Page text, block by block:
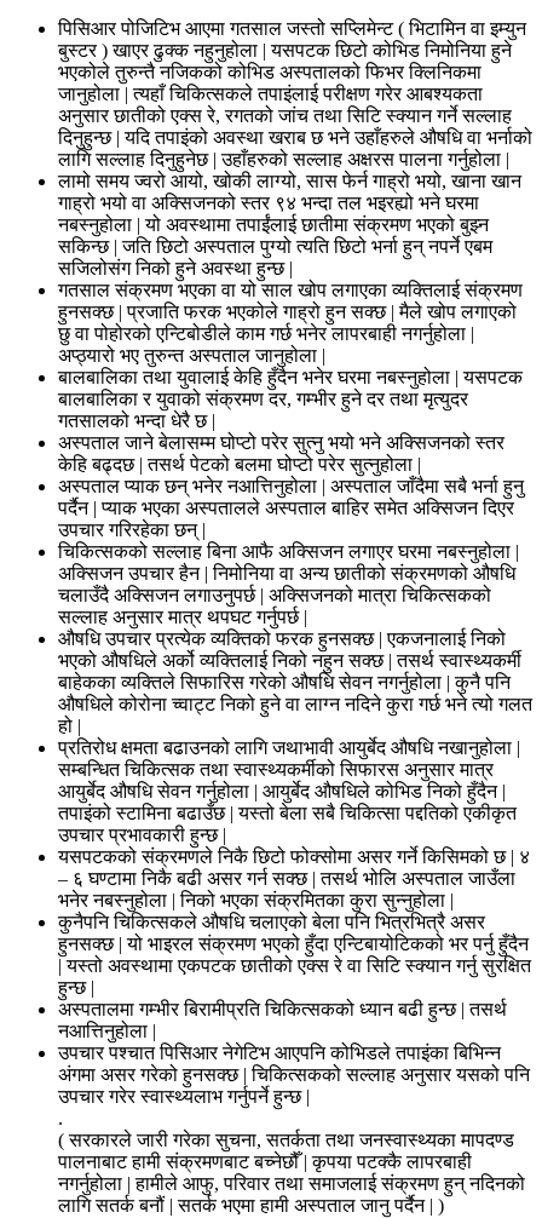
पिसिआर पोजिटिभ आएमा गतसाल जस्तो सप्लिमेन्ट ( भिटामिन वा इम्युन
बुस्टर ) खाएर ढुक्क नहुनुहोला | यसपटक छिटो कोभिड निमोनिया हुने
भएकोले तुरुन्तै नजिकको कोभिड अस्पतालको फिभर क्लिनिकमा
जानुहोला | त्यहाँ चिकित्सकले तपाइंलाई परीक्षण गरेर आबश्यकता
अनुसार छातीको एक्स रे, रगतको जांच तथा सिटि स्क्यान गर्ने सल्लाह
दिनुहुन्छ | यदि तपाइंको अवस्था खराब छ भने उहाँहरुले औषधि वा भर्नाको
लागि सल्लाह दिनुहुनेछ | उहाँहरुको सल्लाह अक्षरस पालना गर्नुहोला |
लामो समय ज्वरो आयो, खोकी लाग्यो, सास फेर्न गाह्रो भयो, खाना खान
गाह्रो भयो वा अक्सिजनको स्तर ९४ भन्दा तल भइरह्यो भने घरमा
नबस्नुहोला | यो अवस्थामा तपाईंलाई छातीमा संक्रमण भएको बुझ्न
सकिन्छ | जति छिटो अस्पताल पुग्यो त्यति छिटो भर्ना हुन् नपर्ने एबम
सजिलोसंग निको हुने अवस्था हुन्छ |
गतसाल संक्रमण भएका वा यो साल खोप लगाएका व्यक्तिलाई संक्रमण
हुनसक्छ | प्रजाति फरक भएकोले गाह्रो हुन सक्छ | मैले खोप लगाएको
छु वा पोहोरको एन्टिबोडीले काम गर्छ भनेर लापरबाही नगर्नुहोला |
अप्ठ्यारो भए तुरुन्त अस्पताल जानुहोला |
बालबालिका तथा युवालाई केहि हुँदैन भनेर घरमा नबस्नुहोला | यसपटक
बालबालिका र युवाको संक्रमण दर, गम्भीर हुने दर तथा मृत्युदर
गतसालको भन्दा धेरै छ |
अस्पताल जाने बेलासम्म घोप्टो परेर सुत्नु भयो भने अक्सिजनको स्तर
केहि बढ्दछ | तसर्थ पेटको बलमा घोप्टो परेर सुत्नुहोला |
अस्पताल प्याक छन् भनेर नआत्तिनुहोला | अस्पताल जाँदैमा सबै भर्ना हुनु
पर्दैन | प्याक भएका अस्पतालले अस्पताल बाहिर समेत अक्सिजन दिएर
उपचार गरिरहेका छन् |
चिकित्सकको सल्लाह बिना आफै अक्सिजन लगाएर घरमा नबस्नुहोला |
अक्सिजन उपचार हैन | निमोनिया वा अन्य छातीको संक्रमणको औषधि
चलाउँदै अक्सिजन लगाउनुपर्छ | अक्सिजनको मात्रा चिकित्सकको
सल्लाह अनुसार मात्र थपघट गर्नुपर्छ |
औषधि उपचार प्रत्येक व्यक्तिको फरक हुनसक्छ | एकजनालाई निको
भएको औषधिले अर्को व्यक्तिलाई निको नहुन सक्छ | तसर्थ स्वास्थ्यकर्मी
बाहेकका व्यक्तिले सिफारिस गरेको औषधि सेवन नगर्नुहोला | कुनै पनि
औषधिले कोरोना च्वाट्ट निको हुने वा लाग्न नदिने कुरा गर्छ भने त्यो गलत
हो |
प्रतिरोध क्षमता बढाउनको लागि जथाभावी आयुर्बेद औषधि नखानुहोला |
सम्बन्धित चिकित्सक तथा स्वास्थ्यकर्मीको सिफारस अनुसार मात्र
आयुर्बेद औषधि सेवन गर्नुहोला | आयुर्बेद औषधिले कोभिड निको हुँदैन |
तपाइंको स्टामिना बढाउँछ | यस्तो बेला सबै चिकित्सा पद्दतिको एकीकृत
उपचार प्रभावकारी हुन्छ |
यसपटकको संक्रमणले निकै छिटो फोक्सोमा असर गर्ने किसिमको छ | ४
– ६ घण्टामा निकै बढी असर गर्न सक्छ | तसर्थ भोलि अस्पताल जाउँला
भनेर नबस्नुहोला | निको भएका संक्रमितका कुरा सुन्नुहोला |
कुनैपनि चिकित्सकले औषधि चलाएको बेला पनि भित्रभित्रै असर
हुनसक्छ | यो भाइरल संक्रमण भएको हुँदा एन्टिबायोटिकको भर पर्नु हुँदैन
| यस्तो अवस्थामा एकपटक छातीको एक्स रे वा सिटि स्क्यान गर्नु सुरक्षित
हुन्छ |
अस्पतालमा गम्भीर बिरामीप्रति चिकित्सकको ध्यान बढी हुन्छ | तसर्थ
नआत्तिनुहोला |
उपचार पश्चात पिसिआर नेगेटिभ आएपनि कोभिडले तपाइंका बिभिन्न
अंगमा असर गरेको हुनसक्छ | चिकित्सकको सल्लाह अनुसार यसको पनि
उपचार गरेर स्वास्थ्यलाभ गर्नुपर्ने हुन्छ |
.
( सरकारले जारी गरेका सुचना, सतर्कता तथा जनस्वास्थ्यका मापदण्ड
पालनाबाट हामी संक्रमणबाट बच्नेछौँ | कृपया पटक्कै लापरबाही
नगर्नुहोला | हामीले आफु, परिवार तथा समाजलाई संक्रमण हुन् नदिनको
लागि सतर्क बनौं | सतर्क भएमा हामी अस्पताल जानु पर्दैन | )